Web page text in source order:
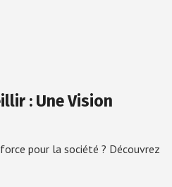
: Une Vision
pour la société ? Découvrez